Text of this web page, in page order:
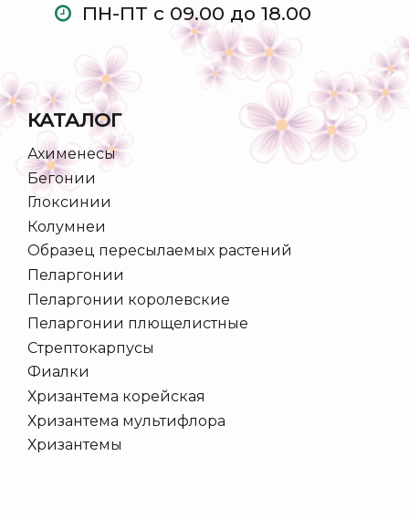
ПН-ПТ с 09.00 до 18.00
КАТАЛОГ
Ахименесы
Бегонии
Глоксинии
Колумнеи
Образец пересылаемых растений
Пеларгонии
Пеларгонии королевские
Пеларгонии плющелистные
Стрептокарпусы
Фиалки
Хризантема корейская
Хризантема мультифлора
Хризантемы